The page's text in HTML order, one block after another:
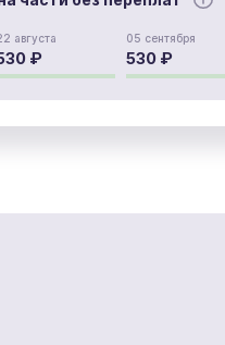
августа
₽
05 сентября
530 ₽